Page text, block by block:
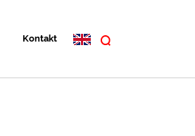
Kontakt